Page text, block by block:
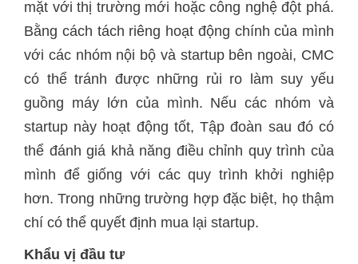
mặt với thị trường mới hoặc công nghệ đột phá.
Bằng cách tách riêng hoạt động chính của mình
với các nhóm nội bộ và startup bên ngoài, CMC
có thể tránh được những rủi ro làm suy yếu
guồng máy lớn của mình. Nếu các nhóm và
startup này hoạt động tốt, Tập đoàn sau đó có
thể đánh giá khả năng điều chỉnh quy trình của
mình để giống với các quy trình khởi nghiệp
hơn. Trong những trường hợp đặc biệt, họ thậm
chí có thể quyết định mua lại startup.
Khẩu vị đầu tư